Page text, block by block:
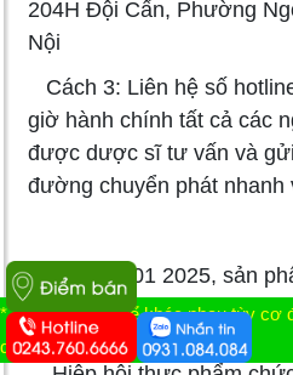
204H Đội Cấn, Phường
Nội
Cách 3: Liên hệ số
giờ hành chính tất cả các
được dược sĩ tư vấn và
đường chuyển phát nhanh
Ngày 13/01 2025, sản
được nhận giải thưởng
khỏe cộng đồng" do
* Tác dụng có thể khác nhau tùy cơ
dùng